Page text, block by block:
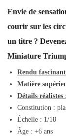
Envie de
courir sur les
un titre ?
Miniature
Rendu
Matière
Détails réalistes
Constitution :
Échelle : 1/18
Âge : +6 ans